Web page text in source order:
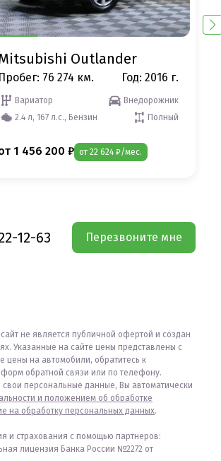
Outlander
Пробег: 76 274 км. Год: 2016 г.
Вариатор
Внедорожник
2.4 л, 167 л.с., Бензин
Полный
1 456 200 ₽ от 22 624 ₽/мес.
12-63 Перезвоните мне
не является публичной офертой и создан
Указанные на сайте цены представлены с
цены на автомобили, обратитесь к
обратной связи или по телефону.
персональные данные, Вы автоматически
и положением об обработке
на обработку персональных данных.
и страхования с помощью партнеров:
лицензия Банка России №2272 от